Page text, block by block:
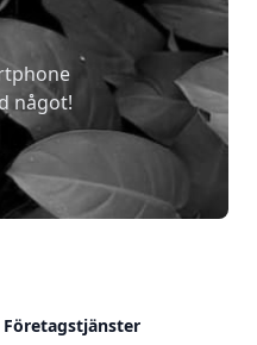
något!
Företagstjänster